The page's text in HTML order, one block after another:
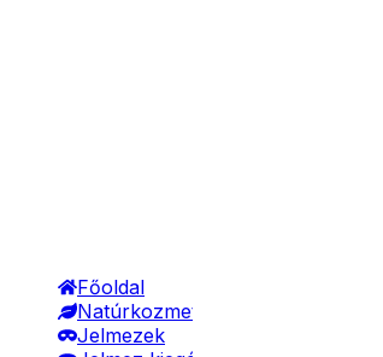
Főoldal
Natúrkozmetikumok
Jelmezek